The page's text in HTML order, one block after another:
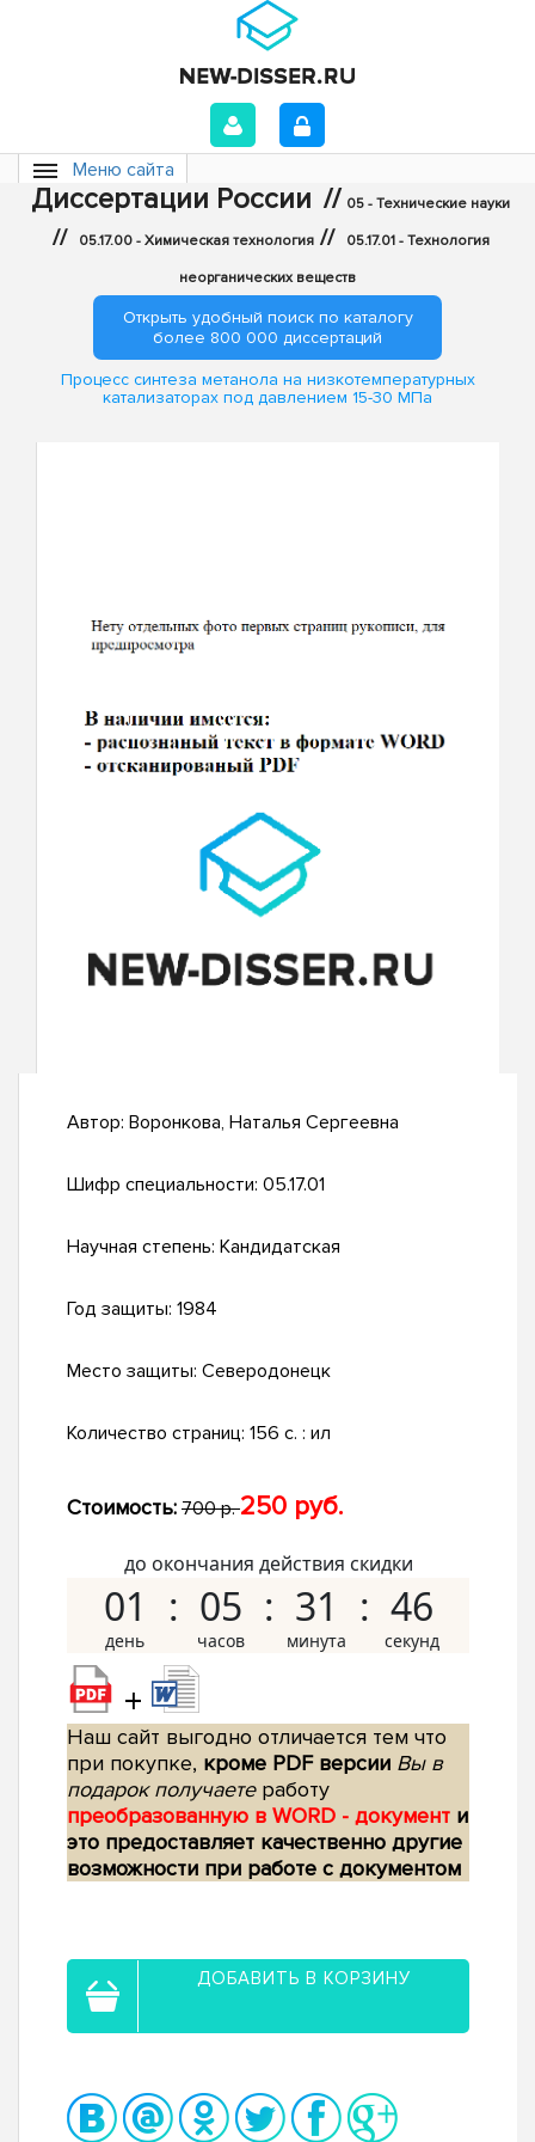
Меню сайта
Диссертации России // 05 - Технические науки
// 05.17.00 - Химическая технология // 05.17.01 - Технология
неорганических веществ
Открыть удобный поиск по каталогу
более 800 000 диссертаций
Процесс синтеза метанола на низкотемпературных
катализаторах под давлением 15-30 МПа
Автор: Воронкова, Наталья Сергеевна
Шифр специальности: 05.17.01
Научная степень: Кандидатская
Год защиты: 1984
Место защиты: Северодонецк
Количество страниц: 156 c. : ил
Стоимость: 700 р.250 руб.
до окончания действия скидки
01 05 31 45
+
Наш сайт выгодно отличается тем что
при покупке, кроме PDF версии Вы в
подарок получаетеработу
преобразованную в WORD - документ и
это предоставляет качественно другие
возможности при работе с документом
ДОБАВИТЬ В КОРЗИНУ